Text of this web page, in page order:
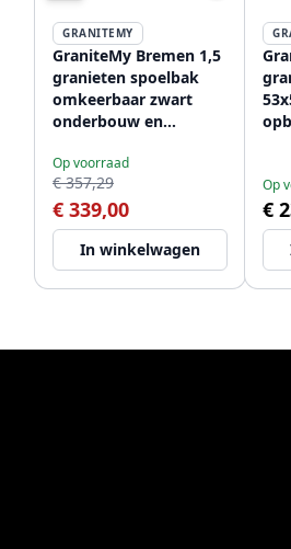
GRANITEMY
GraniteMy Bremen 1,5
granieten spoelbak
omkeerbaar zwart
onderbouw en
Op voorraad
€ 357,29
€ 339,00
In winkelwagen
Op
€